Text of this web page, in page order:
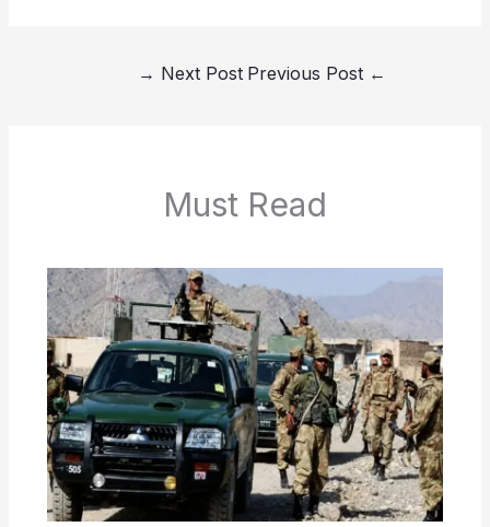
←
Next Post
→
Must Read